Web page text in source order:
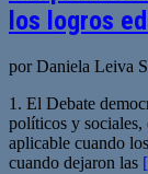
los logros
por Daniela Leiva
1. El Debate
políticos y sociales,
aplicable cuando
cuando dejaron las